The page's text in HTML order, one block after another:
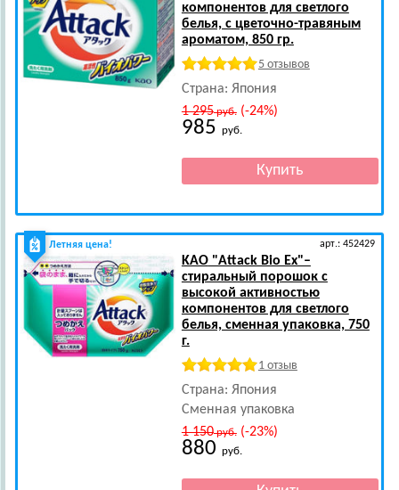
компонентов для светлого
белья, с цветочно-травяным
ароматом, 850 гр.
5 отзывов
Страна: Япония
1 295руб.(-24%)
985 руб.
Летняя цена! арт.: 452429
KAO"Attack Bio Ex"–
стиральный порошок с
высокой активностью
компонентов для светлого
белья, сменная упаковка, 750
г.
1 отзыв
Страна: Япония
Сменная упаковка
1 150руб.(-23%)
880 руб.